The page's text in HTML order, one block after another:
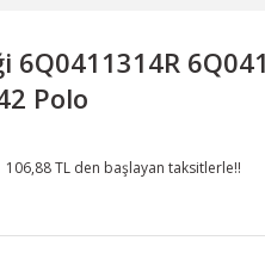
Polo
106,88 TL den başlayan taksitlerle!!